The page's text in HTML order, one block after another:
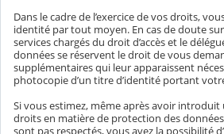
Dans le cadre de l’exercice de vos droits,
identité par tout moyen. En cas de doute
services chargés du droit d’accès et le
données se réservent le droit de vous
supplémentaires qui leur apparaissent
photocopie d’un titre d’identité portant
Si vous estimez, même après avoir
droits en matière de protection des
sont pas respectés, vous avez la possibilité